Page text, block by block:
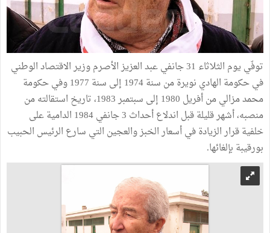
توفّي يوم الثلاثاء 31 جانفي عبد العزيز الأصرم وزير الاقتصاد الوطني
في حكومة الهادي نويرة من سنة 1974 إلى سنة 1977 وفي حكومة
محمد مزالي من أفريل 1980 إلى سبتمبر 1983، تاريخ استقالته من
منصبه، أشهر قليلة قبل اندلاع أحداث 3 جانفي 1984 الدامية على
خلفية قرار الزيادة في أسعار الخبز والعجين التي سارع الرئيس الحبيب
بورقيبة بإلغائها.